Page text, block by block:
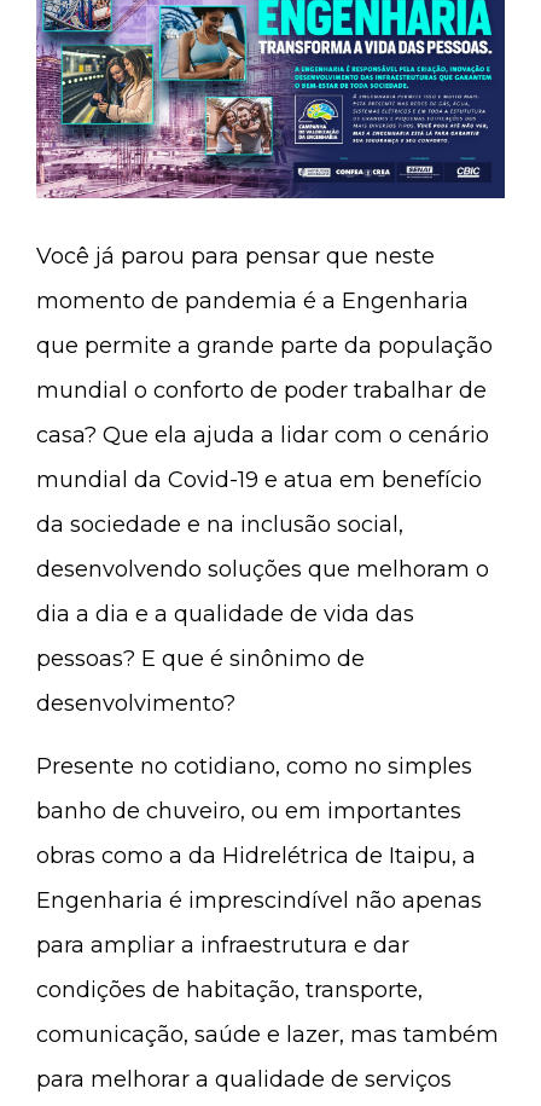
Você já parou para pensar que neste
momento de pandemia é a Engenharia
que permite a grande parte da população
mundial o conforto de poder trabalhar de
casa? Que ela ajuda a lidar com o cenário
mundial da Covid-19 e atua em benefício
da sociedade e na inclusão social,
desenvolvendo soluções que melhoram o
dia a dia e a qualidade de vida das
pessoas? E que é sinônimo de
desenvolvimento?
Presente no cotidiano, como no simples
banho de chuveiro, ou em importantes
obras como a da Hidrelétrica de Itaipu, a
Engenharia é imprescindível não apenas
para ampliar a infraestrutura e dar
condições de habitação, transporte,
comunicação, saúde e lazer, mas também
para melhorar a qualidade de serviços